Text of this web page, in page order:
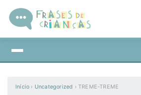
Início › Uncategorized ›TREME-TREME